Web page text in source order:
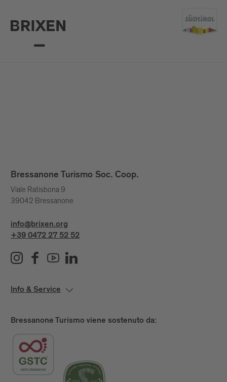
Bressanone Turismo Soc. Coop.
Viale Ratisbona 9
39042 Bressanone
info@brixen.org
+39 0472 27 52 52
Info & Service
Bressanone Turismo viene sostenuto da: